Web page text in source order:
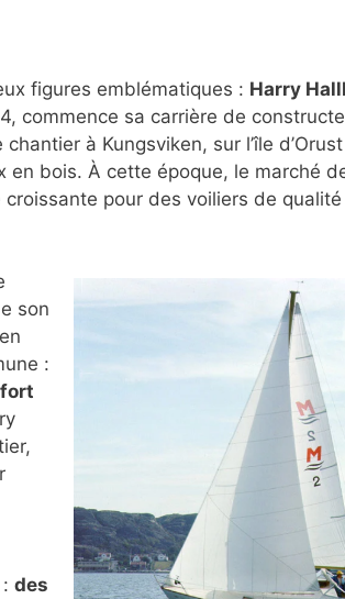
figures emblématiques : Harry
commence sa carrière de
à Kungsviken, sur l’île
bois. À cette époque, le marché
pour des voiliers de
son
:
des